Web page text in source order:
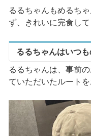
るるちゃんもめるち
ず、きれいに完食して
るるちゃんはいつ
るるちゃんは、事前
ていただいたルートを